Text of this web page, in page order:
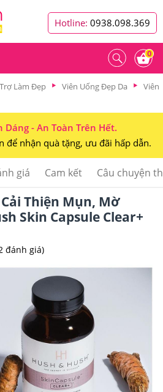
Hotline: 0938.098.369
0
Làm Đẹp Viên Uống Đẹp Da
Viên
Dáng - An Toàn Trên Hết.
để nhận quà tặng, ưu đãi hấp dẫn.
giá Cam kết Câu chuyện
Thiện Mụn, Mờ
Skin Capsule Clear+
đánh giá)